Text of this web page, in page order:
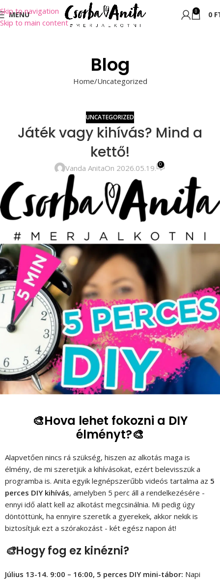
Skip to navigation
Skip to main content
MENU 0 0
Blog
Home Uncategorized
UNCATEGORIZED
Játék vagy kihívás? Mind a
kettő!
Vanda AnitaOn 2026.05.19. 0
🎨Hova lehet fokozni a DIY
élményt?🎨
Alapvetően nincs rá szükség, hiszen az alkotás maga is
élmény, de mi szeretjük a kihívásokat, ezért belevisszük a
programba is. Anita egyik legnépszerűbb videós tartalma az 5
perces DIY kihívás, amelyben 5 perc áll a rendelkezésére -
ennyi idő alatt kell az alkotást megcsinálnia. Mi pedig úgy
döntöttünk, ha ennyire szeretik a gyerekek, akkor nekik is
biztosítjuk ezt a szórakozást - két egész napon át!
🎨Hogy fog ez kinézni?
Július 13-14. 9:00 – 16:00, 5 perces DIY mini-tábor: Napi